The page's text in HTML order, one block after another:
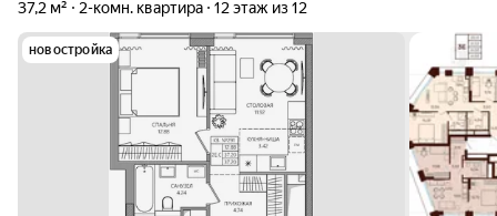
37,2 м²
2-комн. квартира 12 этаж из 12
новостройка